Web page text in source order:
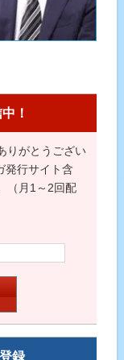
！
りがとうござい
発行サイト含
（月1～2回配
録